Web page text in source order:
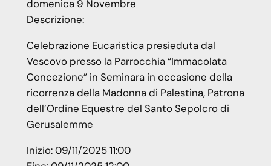
domenica 9 Novembre
Descrizione:
Celebrazione Eucaristica presieduta dal
Vescovo presso la Parrocchia “Immacolata
Concezione” in Seminara in occasione della
ricorrenza della Madonna di Palestina, Patrona
dell’Ordine Equestre del Santo Sepolcro di
Gerusalemme
Inizio:09/11/2025 11:00